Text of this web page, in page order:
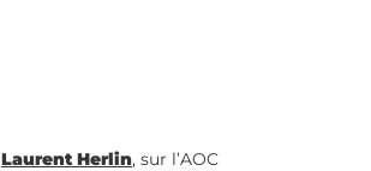
Laurent Herlin, sur l’AOC